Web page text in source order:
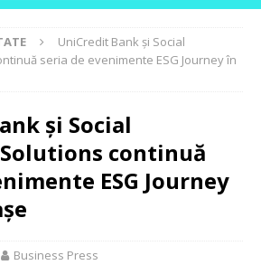
UniCredit Bank și Social
seria de evenimente ESG Journey în
și Social
continuă
ESG Journey
Business Press